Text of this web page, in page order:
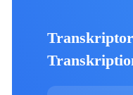
Transkriptor